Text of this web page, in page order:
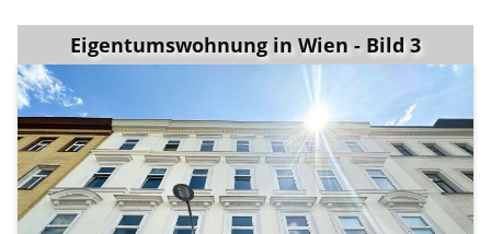
Eigentumswohnung in Wien - Bild 3